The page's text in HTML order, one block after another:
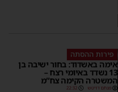
פירות ההסתה
אימה באשדוד: בחור ישיבה בן
13 נשדד באיומי רצח –
המשטרה הקימה צח”מ
מנחם דויטש 22:32